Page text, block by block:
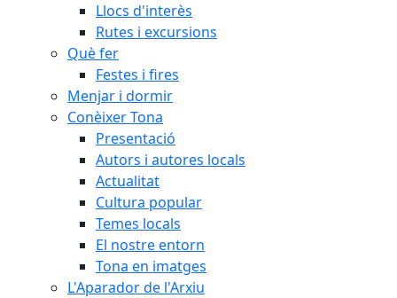
Llocs d'interès
Rutes i excursions
Què fer
Festes i fires
Menjar i dormir
Conèixer Tona
Presentació
Autors i autores locals
Actualitat
Cultura popular
Temes locals
El nostre entorn
Tona en imatges
L'Aparador de l'Arxiu